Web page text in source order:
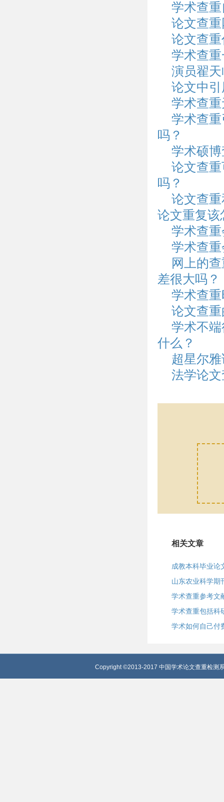
学术查
论文查
论文查
学术查
演员翟
论文中
学术查
学术查
吗？
学术硕
论文查
吗？
论文查
论文重复该
学术查
学术查
网上的
差很大吗？
学术查
论文查
学术不
什么？
超星尔
法学论
相关文章
成教本科毕业论
山东农业科学期
学术查重参考文
学术查重包括科
学术如何自己付
Copyright ©2013-2017 中国学术论文查重检